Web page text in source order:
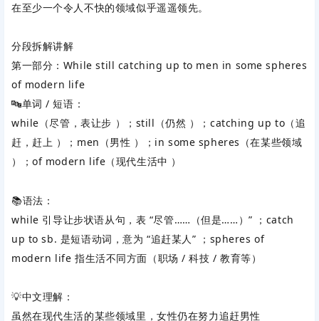
在至少一个令人不快的领域似乎遥遥领先。
分段拆解讲解
第一部分：While still catching up to men in some spheres
of modern life
🔤单词 / 短语：
while（尽管，表让步 ）；still（仍然 ）；catching up to（追
赶，赶上 ）；men（男性 ）；in some spheres（在某些领域
）；of modern life（现代生活中 ）
📚语法：
while 引导让步状语从句 ，表 “尽管……（但是……）” ；catch
up to sb. 是短语动词，意为 “追赶某人” ；spheres of
modern life 指生活不同方面（职场 / 科技 / 教育等）
💡中文理解：
虽然在现代生活的某些领域里，女性仍在努力追赶男性